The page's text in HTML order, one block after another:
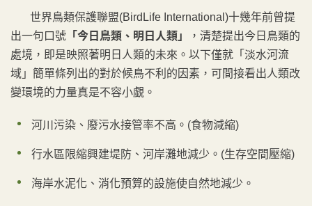
世界鳥類保護聯盟(BirdLife International)十幾年前曾提
出一句口號 「今日鳥類、明日人類」
，清楚提出今日鳥類的
處境，即是映照著明日人類的未來。以下僅就「淡水河流
域」簡單條列出的對於候鳥不利的因素，可間接看出人類改
變環境的力量真是不容小覷。
河川污染、廢污水接管率不高。(食物減縮)
行水區限縮興建堤防、河岸灘地減少。(生存空間壓縮)
海岸水泥化、消化預算的設施使自然地減少。